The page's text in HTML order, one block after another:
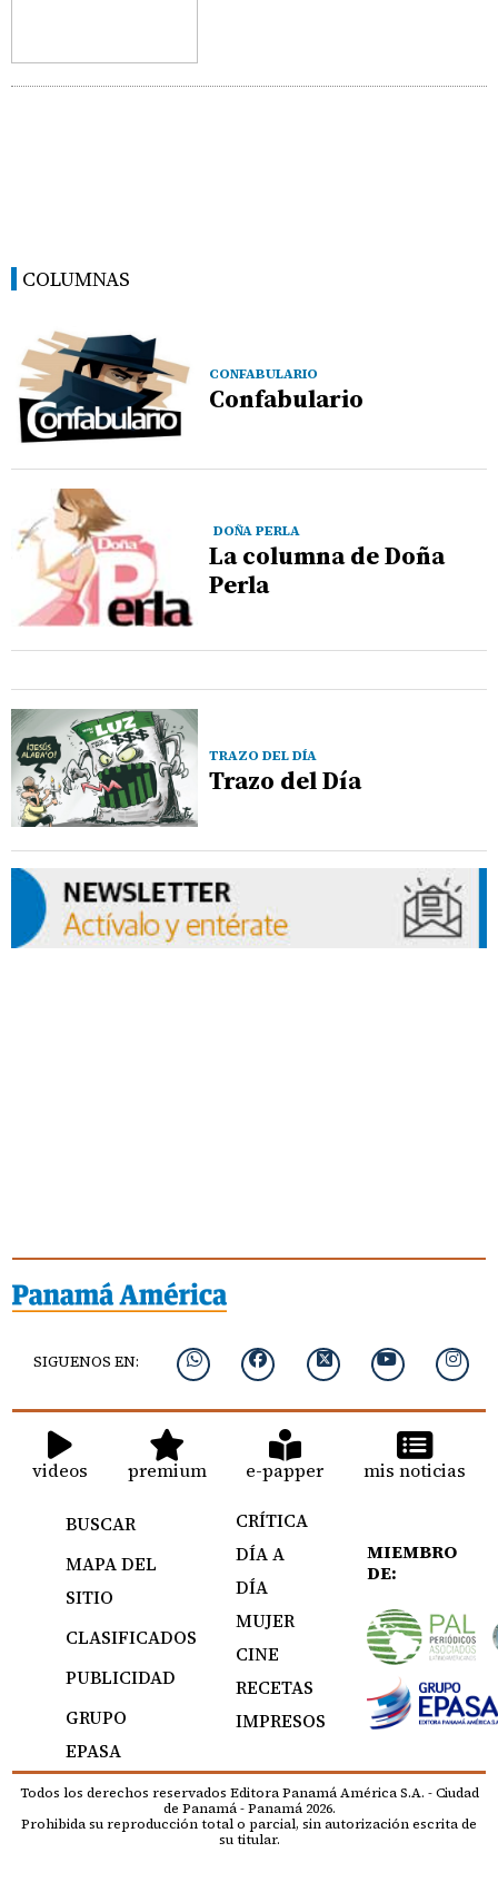
COLUMNAS
CONFABULARIO
Confabulario
DOÑA PERLA
La columna de Doña
Perla
TRAZO DEL DÍA
Trazo del Día
SIGUENOS EN:
videos premium e-papper mis noticias
BUSCAR
MAPA DEL
SITIO
CLASIFICADOS
PUBLICIDAD
GRUPO
EPASA
CRÍTICA
DÍA A
DÍA
MUJER
CINE
RECETAS
IMPRESOS
MIEMBRO
DE:
Todos los derechos reservados Editora Panamá América S.A. - Ciudad
de Panamá - Panamá 2026.
Prohibida su reproducción total o parcial, sin autorización escrita de
su titular.